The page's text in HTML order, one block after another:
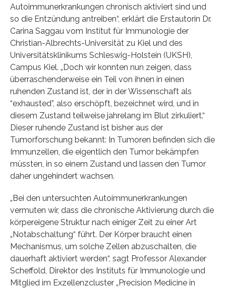
Autoimmunerkrankungen chronisch aktiviert sind und
so die Entzündung antreiben“, erklärt die Erstautorin Dr.
Carina Saggau vom Institut für Immunologie der
Christian-Albrechts-Universität zu Kiel und des
Universitätsklinikums Schleswig-Holstein (UKSH),
Campus Kiel. „Doch wir konnten nun zeigen, dass
überraschenderweise ein Teil von ihnen in einen
ruhenden Zustand ist, der in der Wissenschaft als
“exhausted”, also erschöpft, bezeichnet wird, und in
diesem Zustand teilweise jahrelang im Blut zirkuliert.“
Dieser ruhende Zustand ist bisher aus der
Tumorforschung bekannt: In Tumoren befinden sich die
Immunzellen, die eigentlich den Tumor bekämpfen
müssten, in so einem Zustand und lassen den Tumor
daher ungehindert wachsen.
„Bei den untersuchten Autoimmunerkrankungen
vermuten wir, dass die chronische Aktivierung durch die
körpereigene Struktur nach einiger Zeit zu einer Art
„Notabschaltung“ führt. Der Körper braucht einen
Mechanismus, um solche Zellen abzuschalten, die
dauerhaft aktiviert werden“, sagt Professor Alexander
Scheffold, Direktor des Instituts für Immunologie und
Mitglied im Exzellenzcluster „Precision Medicine in